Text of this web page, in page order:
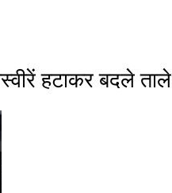
हटाकर बदले ताले